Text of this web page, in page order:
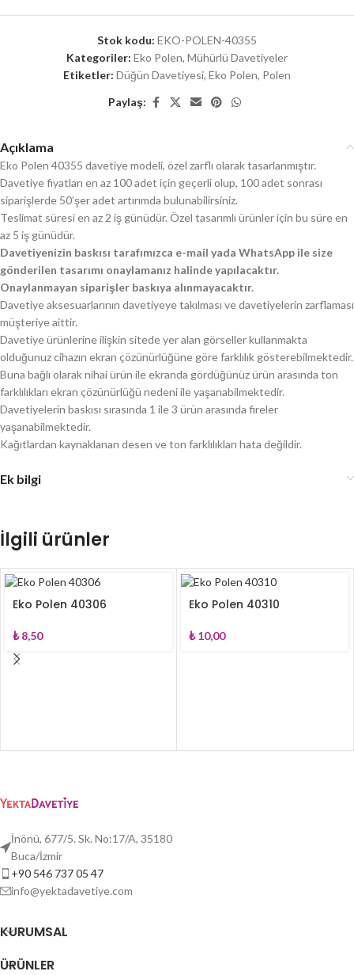
Stok kodu: EKO-POLEN-40355
Kategoriler: Eko Polen, Mühürlü Davetiyeler
Etiketler: Düğün Davetiyesi, Eko Polen, Polen
Paylaş:
Açıklama
Eko Polen 40355 davetiye modeli, özel zarflı olarak tasarlanmıştır.
Davetiye fiyatları en az 100 adet için geçerli olup, 100 adet sonrası
siparişlerde 50’şer adet artırımda bulunabilirsiniz.
Teslimat süresi en az 2 iş günüdür. Özel tasarımlı ürünler için bu süre en
az 5 iş günüdür.
Davetiyenizin baskısı tarafımızca e-mail yada WhatsApp ile size
gönderilen tasarımı onaylamanız halinde yapılacaktır.
Onaylanmayan siparişler baskıya alınmayacaktır.
Davetiye aksesuarlarının davetiyeye takılması ve davetiyelerin zarflaması
müşteriye aittir.
Davetiye ürünlerine ilişkin sitede yer alan görseller kullanmakta
olduğunuz cihazın ekran çözünürlüğüne göre farklılık gösterebilmektedir.
Buna bağlı olarak nihai ürün ile ekranda gördüğünüz ürün arasında ton
farklılıkları ekran çözünürlüğü nedeni ile yaşanabilmektedir.
Davetiyelerin baskısı sırasında 1 ile 3 ürün arasında fireler
yaşanabilmektedir.
Kağıtlardan kaynaklanan desen ve ton farklılıkları hata değildir.
Ek bilgi
İlgili ürünler
Eko Polen 40306
₺8,50
Eko Polen 40310
₺10,00
İnönü, 677/5. Sk. No:17/A, 35180
Buca/İzmir
+90 546 737 05 47
info@yektadavetiye.com
KURUMSAL
ÜRÜNLER